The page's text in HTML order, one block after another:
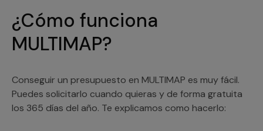
¿Cómo funciona
MULTIMAP?
Conseguir un presupuesto en MULTIMAP es muy fácil.
Puedes solicitarlo cuando quieras y de forma gratuita
los 365 días del año. Te explicamos como hacerlo: